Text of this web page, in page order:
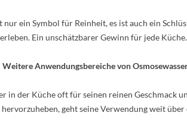
nur ein Symbol für Reinheit, es ist auch ein
Ein unschätzbarer Gewinn für jede Küche.
Anwendungsbereiche von
in der Küche oft für seinen reinen Geschmack
hervorzuheben, geht seine Verwendung weit